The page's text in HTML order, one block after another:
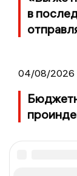
в
04/08/2026